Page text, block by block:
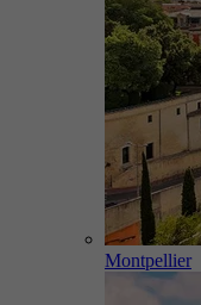
Montpellier